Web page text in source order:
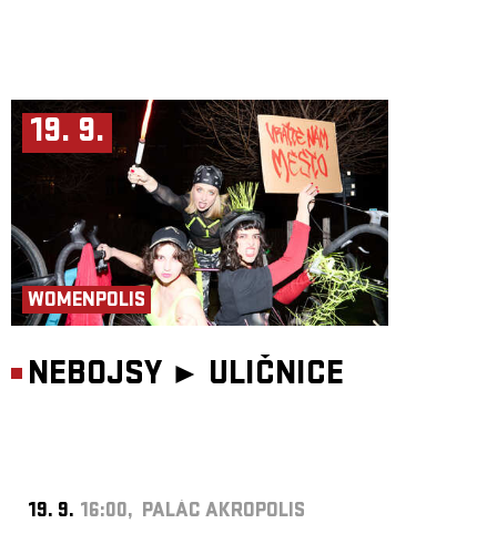
19. 9.
WOMENPOLIS
NEBOJSY ► ULIČNICE
19. 9. 16:00, PALÁC AKROPOLIS